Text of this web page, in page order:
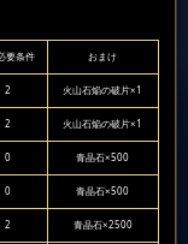
要条件 おまけ
2 火山石焔の破片×1
2 火山石焔の破片×1
0 青晶石×500
0 青晶石×500
2 青晶石×2500